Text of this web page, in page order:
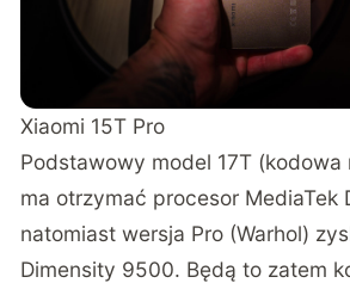
Xiaomi 15T Pro
Podstawowy model 17T (kodowa
ma otrzymać procesor MediaTek
natomiast wersja Pro (Warhol)
Dimensity 9500. Będą to zatem